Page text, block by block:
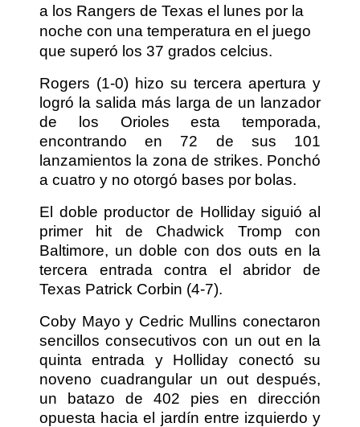
a los Rangers de Texas el lunes por la
noche con una temperatura en el juego
que superó los 37 grados celcius.
Rogers (1-0) hizo su tercera apertura y
logró la salida más larga de un lanzador
de los Orioles esta temporada,
encontrando en 72 de sus 101
lanzamientos la zona de strikes. Ponchó
a cuatro y no otorgó bases por bolas.
El doble productor de Holliday siguió al
primer hit de Chadwick Tromp con
Baltimore, un doble con dos outs en la
tercera entrada contra el abridor de
Texas Patrick Corbin (4-7).
Coby Mayo y Cedric Mullins conectaron
sencillos consecutivos con un out en la
quinta entrada y Holliday conectó su
noveno cuadrangular un out después,
un batazo de 402 pies en dirección
opuesta hacia el jardín entre izquierdo y